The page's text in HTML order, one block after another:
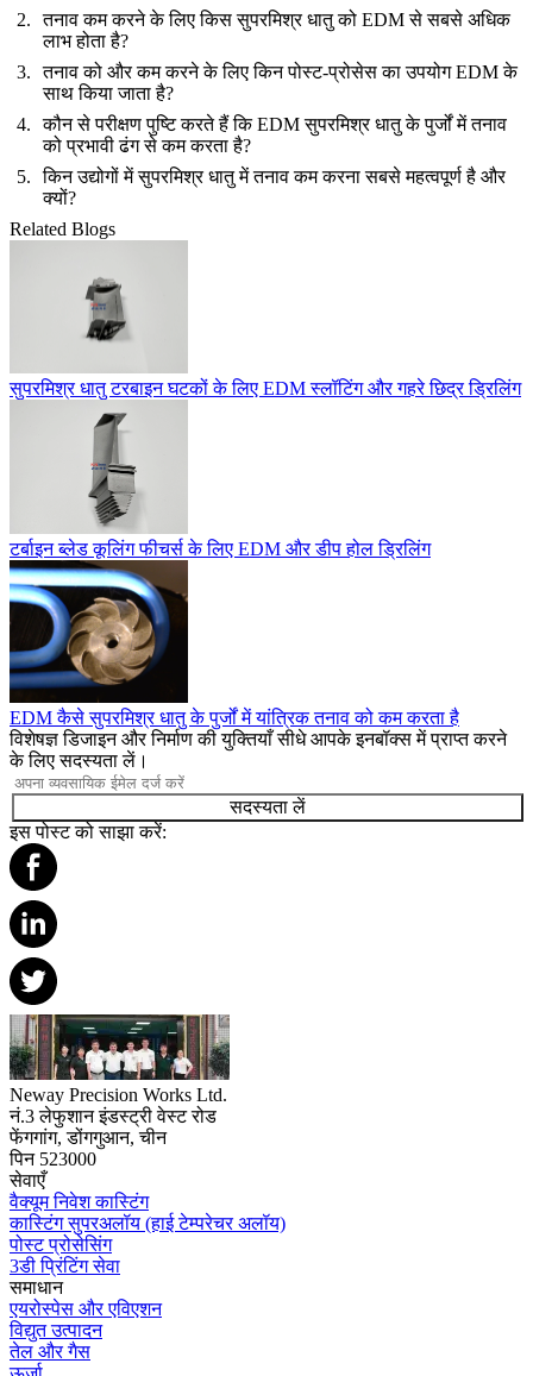
तनाव कम करने के लिए किस सुपरमिश्र धातु को EDM से सबसे अधिक
लाभ होता है?
तनाव को और कम करने के लिए किन पोस्ट-प्रोसेस का उपयोग EDM के
साथ किया जाता है?
कौन से परीक्षण पुष्टि करते हैं कि EDM सुपरमिश्र धातु के पुर्जों में तनाव
को प्रभावी ढंग से कम करता है?
किन उद्योगों में सुपरमिश्र धातु में तनाव कम करना सबसे महत्वपूर्ण है और
क्यों?
Related Blogs
सुपरमिश्र धातु टरबाइन घटकों के लिए EDM स्लॉटिंग और गहरे छिद्र ड्रिलिंग
टर्बाइन ब्लेड कूलिंग फीचर्स के लिए EDM और डीप होल ड्रिलिंग
EDM कैसे सुपरमिश्र धातु के पुर्जों में यांत्रिक तनाव को कम करता है
विशेषज्ञ डिजाइन और निर्माण की युक्तियाँ सीधे आपके इनबॉक्स में प्राप्त करने
के लिए सदस्यता लें।
सदस्यता लें
इस पोस्ट को साझा करें:
Neway Precision Works Ltd.
नं.3 लेफुशान इंडस्ट्री वेस्ट रोड
फेंगगांग, डोंगगुआन, चीन
पिन 523000
सेवाएँ
वैक्यूम निवेश कास्टिंग
कास्टिंग सुपरअलॉय (हाई टेम्परेचर अलॉय)
पोस्ट प्रोसेसिंग
3डी प्रिंटिंग सेवा
समाधान
एयरोस्पेस और एविएशन
विद्युत उत्पादन
तेल और गैस